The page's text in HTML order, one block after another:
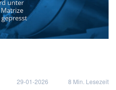
29-01-2026 8 Min. Lesezeit